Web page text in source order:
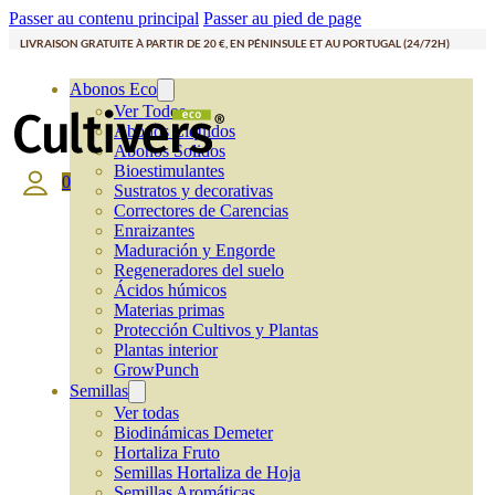
Passer au contenu principal Passer au pied de page
LIVRAISON GRATUITE À PARTIR DE 20 €, EN PÉNINSULE ET AU PORTUGAL (24/72H)
Abonos Eco
Ver Todos
Abonos Líquidos
Abonos Solidos
Bioestimulantes
Sustratos y decorativas
Correctores de Carencias
Enraizantes
Maduración y Engorde
Regeneradores del suelo
Ácidos húmicos
Materias primas
Protección Cultivos y Plantas
Plantas interior
GrowPunch
Semillas
Ver todas
Biodinámicas Demeter
Hortaliza Fruto
Semillas Hortaliza de Hoja
0